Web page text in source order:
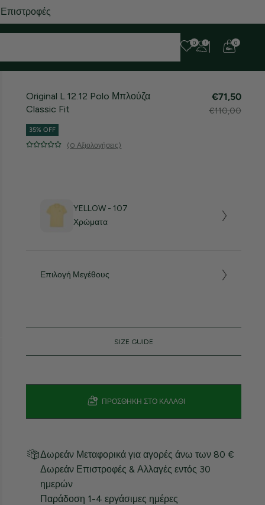
0 0
Original L.12.12 Polo Μπλούζα
Classic Fit
€71,50
€110,00
35% OFF
(0 Αξιολογήσεις)
YELLOW - 107
Χρώματα
Επιλογή Μεγέθους
SIZE GUIDE
ΠΡΟΣΘΉΚΗ ΣΤΟ ΚΑΛΆΘΙ
Δωρεάν Μεταφορικά για αγορές άνω των 80 €
Δωρεάν Επιστροφές & Αλλαγές εντός 30
ημερών
Παράδοση 1-4 εργάσιμες ημέρες